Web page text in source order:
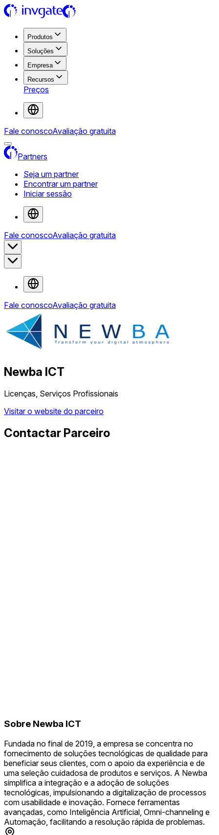
Produtos
Soluções
Empresa
Recursos
Preços
Fale conoscoAvaliação gratuita
Partners
Seja um partner
Encontrar um partner
Iniciar sessão
Fale conoscoAvaliação gratuita
Fale conoscoAvaliação gratuita
Newba ICT
Licenças, Serviços Profissionais
Visitar o website do parceiro
Contactar Parceiro
Sobre Newba ICT
Fundada no final de 2019, a empresa se concentra no
fornecimento de soluções tecnológicas de qualidade para
beneficiar seus clientes, com o apoio da experiência e de
uma seleção cuidadosa de produtos e serviços. A Newba
simplifica a integração e a adoção de soluções
tecnológicas, impulsionando a digitalização de processos
com usabilidade e inovação. Fornece ferramentas
avançadas, como Inteligência Artificial, Omni-channeling e
Automação, facilitando a resolução rápida de problemas.